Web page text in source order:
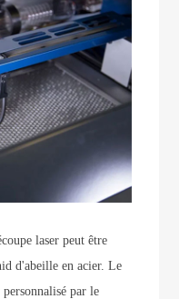
laser peut être
d'abeille en acier. Le
par le